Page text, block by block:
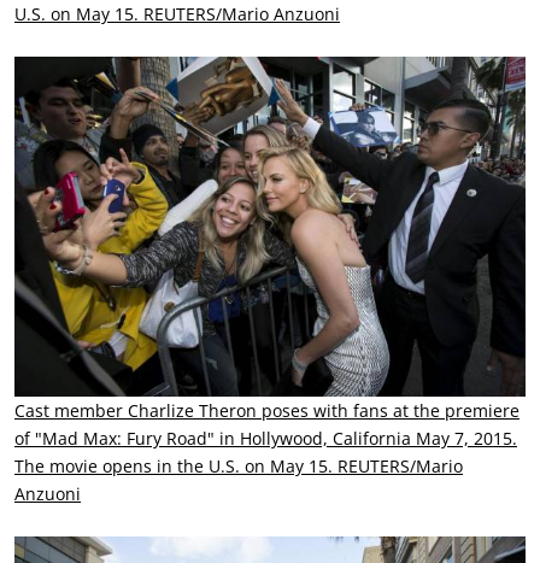
U.S. on May 15. REUTERS/Mario Anzuoni
Cast member Charlize Theron poses with fans at the premiere
of "Mad Max: Fury Road" in Hollywood, California May 7, 2015.
The movie opens in the U.S. on May 15. REUTERS/Mario
Anzuoni